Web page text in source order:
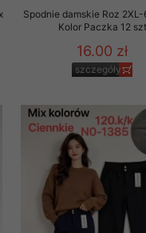
Spodnie damskie Roz 2XL-
Kolor Paczka 12 szt
16.00 zł
szczegóły